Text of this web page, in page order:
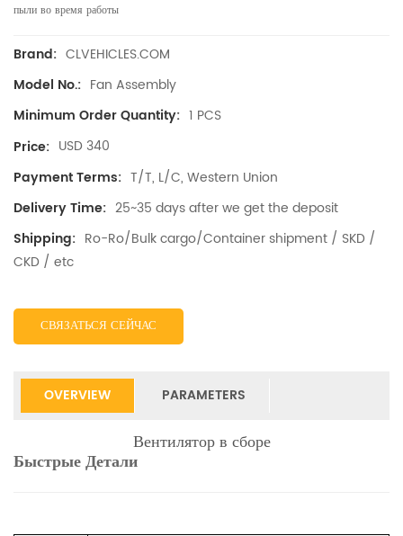
пыли во время работы
Brand: CLVEHICLES.COM
Model No.: Fan Assembly
Minimum Order Quantity: 1 PCS
Price: USD 340
Payment Terms: T/T, L/C, Western Union
Delivery Time: 25~35 days after we get the deposit
Shipping: Ro-Ro/Bulk cargo/Container shipment / SKD /
CKD / etc
СВЯЗАТЬСЯ СЕЙЧАС
OVERVIEW PARAMETERS
Вентилятор в сборе
Быстрые Детали